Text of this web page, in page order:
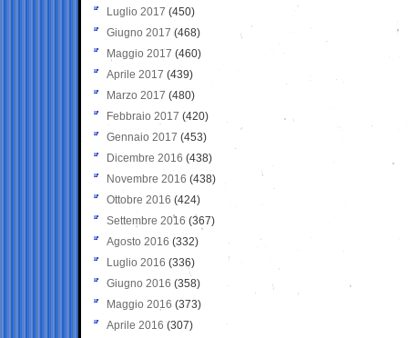
Luglio 2017 (450)
Giugno 2017 (468)
Maggio 2017 (460)
Aprile 2017 (439)
Marzo 2017 (480)
Febbraio 2017 (420)
Gennaio 2017 (453)
Dicembre 2016 (438)
Novembre 2016 (438)
Ottobre 2016 (424)
Settembre 2016 (367)
Agosto 2016 (332)
Luglio 2016 (336)
Giugno 2016 (358)
Maggio 2016 (373)
Aprile 2016 (307)